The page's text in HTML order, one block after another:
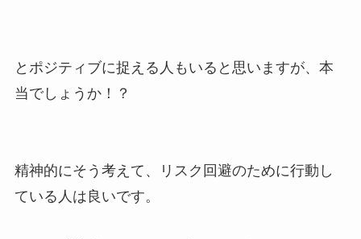
とポジティブに捉える人もいると思いますが、本
当でしょうか！？
精神的にそう考えて、リスク回避のために行動し
ている人は良いです。